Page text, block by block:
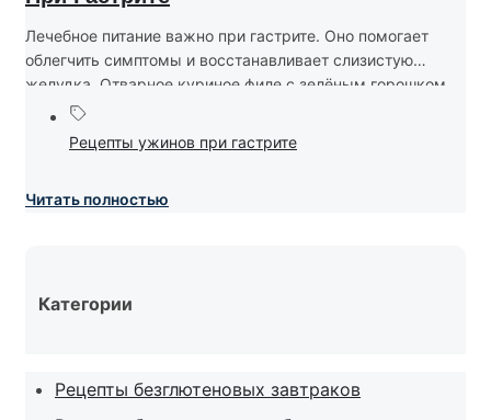
Лечебное питание важно при гастрите. Оно помогает
облегчить симптомы и восстанавливает слизистую
желудка. Отварное куриное филе с зелёным горошком
Рецепты ужинов при гастрите
Читать полностью
Категории
Рецепты безглютеновых завтраков